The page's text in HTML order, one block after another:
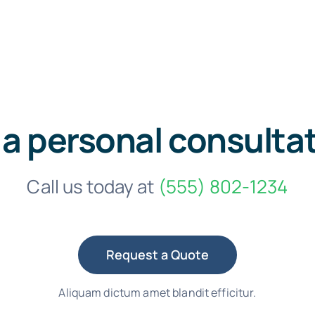
personal
Call us today at (555) 802-1234
Request a Quote
Aliquam dictum amet blandit efficitur.